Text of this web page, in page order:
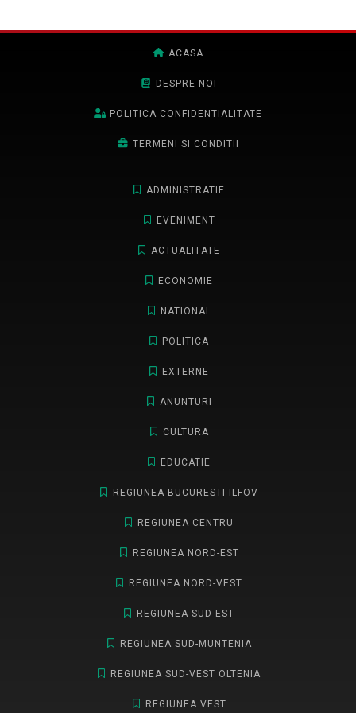
ACASA
DESPRE NOI
POLITICA CONFIDENTIALITATE
TERMENI SI CONDITII
ADMINISTRATIE
EVENIMENT
ACTUALITATE
ECONOMIE
NATIONAL
POLITICA
EXTERNE
ANUNTURI
CULTURA
EDUCATIE
REGIUNEA BUCURESTI-ILFOV
REGIUNEA CENTRU
REGIUNEA NORD-EST
REGIUNEA NORD-VEST
REGIUNEA SUD-EST
REGIUNEA SUD-MUNTENIA
REGIUNEA SUD-VEST OLTENIA
REGIUNEA VEST